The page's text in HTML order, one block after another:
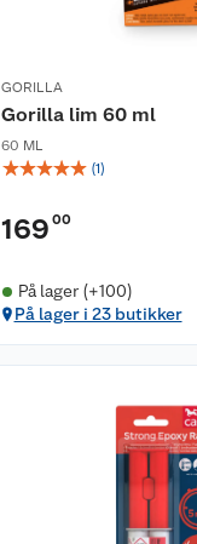
GORILLA
Gorilla lim 60 ml
60 ML
☆☆☆☆☆ (1)
169 00
På lager (+100)
På lager i 23 butikker